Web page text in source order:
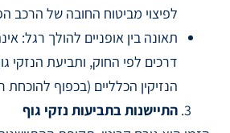
לפיצוי מביטוח החובה של הרכב
תאונה בין אופניים להולך רגל:
דרכים לפי החוק, ותביעת הנזקי
הנזיקין הכלליים (בכפוף להוכחת
התיישנות בתביעות נזקי גוף